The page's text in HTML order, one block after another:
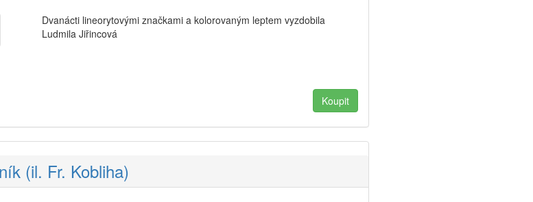
Dvanácti lineorytovými značkami a kolorovaným leptem vyzdobila
Ludmila Jiřincová
(il. Fr. Kobliha)